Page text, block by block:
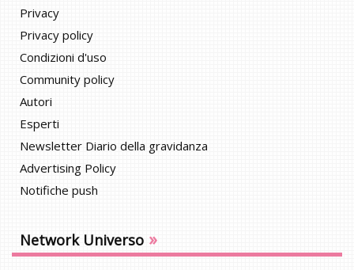
Privacy
Privacy policy
Condizioni d'uso
Community policy
Autori
Esperti
Newsletter Diario della gravidanza
Advertising Policy
Notifiche push
Network Universo »